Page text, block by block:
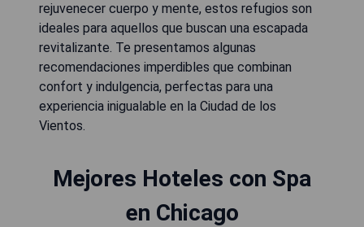
rejuvenecer cuerpo y mente, estos refugios son
ideales para aquellos que buscan una escapada
revitalizante. Te presentamos algunas
recomendaciones imperdibles que combinan
confort y indulgencia, perfectas para una
experiencia inigualable en la Ciudad de los
Vientos.
Mejores Hoteles con Spa
en Chicago